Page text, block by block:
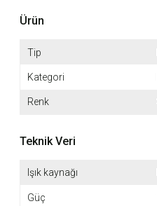
Ürün
Tip
Kategori
Renk
Teknik Veri
Işık kaynağı
Güç